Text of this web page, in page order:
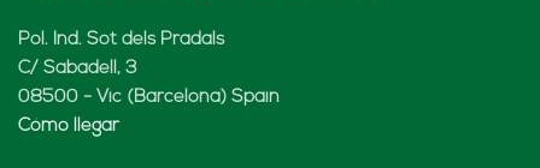
Pol. Ind. Sot dels Pradals
C/ Sabadell, 3
08500 - Vic (Barcelona) Spain
Cómo llegar